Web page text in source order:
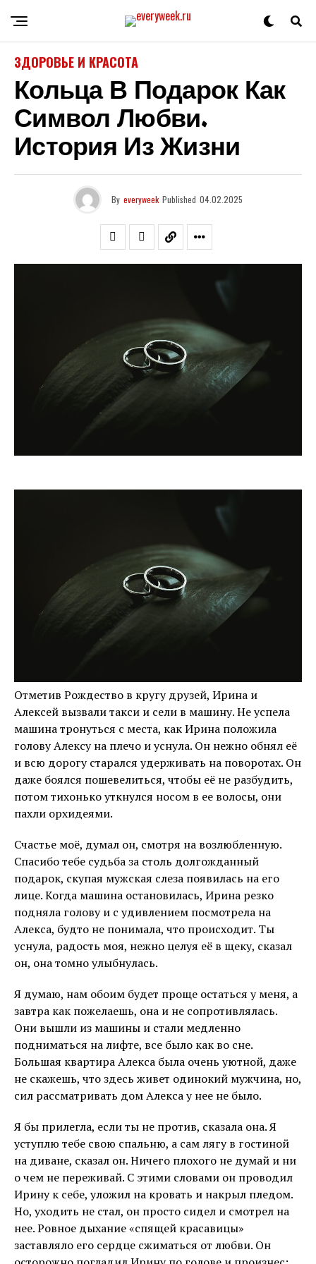
ЗДОРОВЬЕ И КРАСОТА
Кольца В Подарок Как
Символ Любви.
История Из Жизни
By everyweek Published 04.02.2025
Отметив Рождество в кругу друзей, Ирина и
Алексей вызвали такси и сели в машину. Не успела
машина тронуться с места, как Ирина положила
голову Алексу на плечо и уснула. Он нежно обнял её
и всю дорогу старался удерживать на поворотах. Он
даже боялся пошевелиться, чтобы её не разбудить,
потом тихонько уткнулся носом в ее волосы, они
пахли орхидеями.
Счастье моё, думал он, смотря на возлюбленную.
Спасибо тебе судьба за столь долгожданный
подарок, скупая мужская слеза появилась на его
лице. Когда машина остановилась, Ирина резко
подняла голову и с удивлением посмотрела на
Алекса, будто не понимала, что происходит. Ты
уснула, радость моя, нежно целуя её в щеку, сказал
он, она томно улыбнулась.
Я думаю, нам обоим будет проще остаться у меня, а
завтра как пожелаешь, она и не сопротивлялась.
Они вышли из машины и стали медленно
подниматься на лифте, все было как во сне.
Большая квартира Алекса была очень уютной, даже
не скажешь, что здесь живет одинокий мужчина, но,
сил рассматривать дом Алекса у нее не было.
Я бы прилегла, если ты не против, сказала она. Я
уступлю тебе свою спальню, а сам лягу в гостиной
на диване, сказал он. Ничего плохого не думай и ни
о чем не переживай. С этими словами он проводил
Ирину к себе, уложил на кровать и накрыл пледом.
Но, уходить не стал, он просто сидел и смотрел на
нее. Ровное дыхание «спящей красавицы»
заставляло его сердце сжиматься от любви. Он